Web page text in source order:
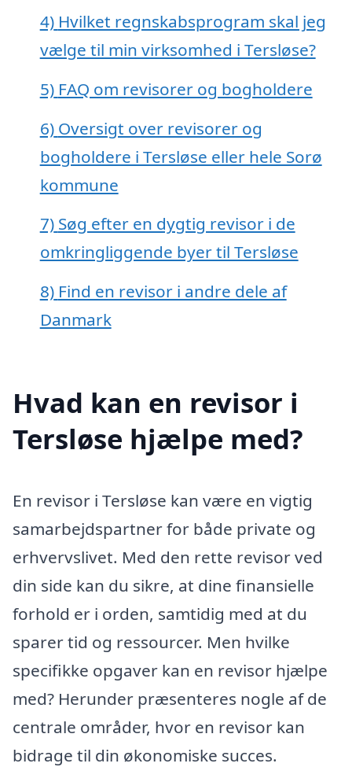
4) Hvilket regnskabsprogram skal jeg
vælge til min virksomhed i Tersløse?
5) FAQ om revisorer og bogholdere
6) Oversigt over revisorer og
bogholdere i Tersløse eller hele Sorø
kommune
7) Søg efter en dygtig revisor i de
omkringliggende byer til Tersløse
8) Find en revisor i andre dele af
Danmark
Hvad kan en revisor i
Tersløse hjælpe med?
En revisor i Tersløse kan være en vigtig
samarbejdspartner for både private og
erhvervslivet. Med den rette revisor ved
din side kan du sikre, at dine finansielle
forhold er i orden, samtidig med at du
sparer tid og ressourcer. Men hvilke
specifikke opgaver kan en revisor hjælpe
med? Herunder præsenteres nogle af de
centrale områder, hvor en revisor kan
bidrage til din økonomiske succes.